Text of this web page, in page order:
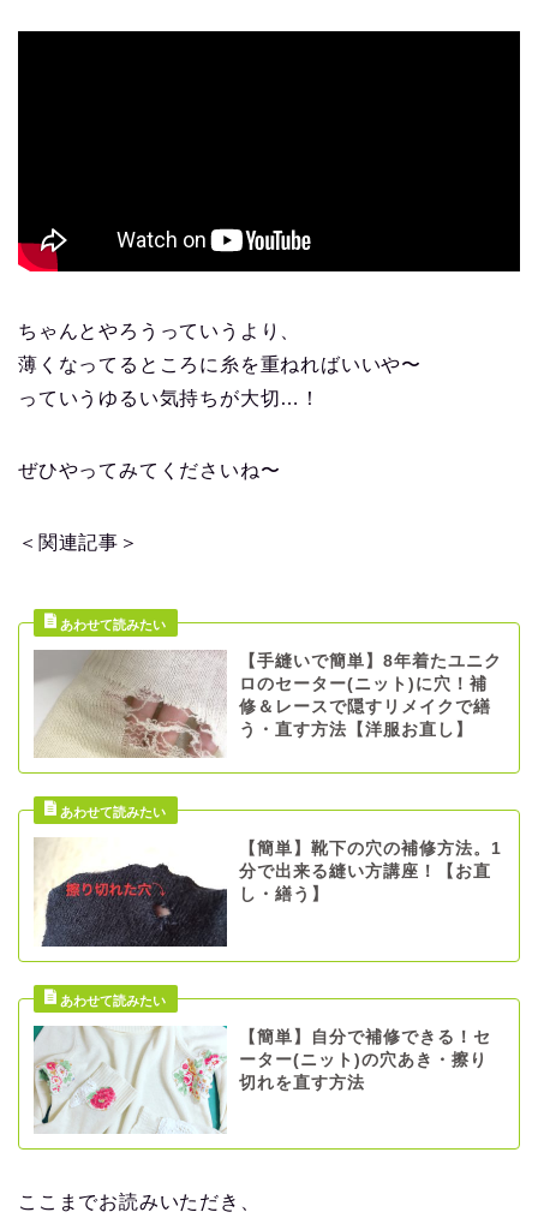
ちゃんとやろうっていうより、
薄くなってるところに糸を重ねればいいや〜
っていうゆるい気持ちが大切…！
ぜひやってみてくださいね〜
＜関連記事＞
【手縫いで簡単】8年着たユニク
ロのセーター(ニット)に穴！補
修＆レースで隠すリメイクで繕
う・直す方法【洋服お直し】
【簡単】靴下の穴の補修方法。1
分で出来る縫い方講座！【お直
し・繕う】
【簡単】自分で補修できる！セ
ーター(ニット)の穴あき・擦り
切れを直す方法
ここまでお読みいただき、